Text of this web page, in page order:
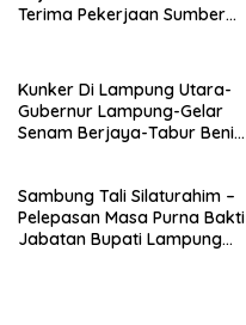
Terima Pekerjaan Sumber
Kunker Di Lampung Utara-
Gubernur Lampung-Gelar
Senam Berjaya-Tabur Benih
Sambung Tali Silaturahim –
Pelepasan Masa Purna Bakti
Jabatan Bupati Lampung